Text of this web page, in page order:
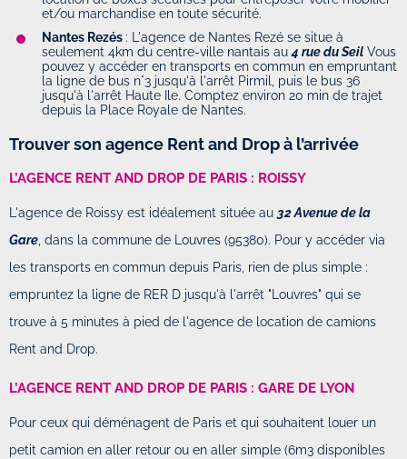
et/ou marchandise en toute sécurité.
Nantes Rezés : L'agence de Nantes Rezé se situe à
seulement 4km du centre-ville nantais au4 rue du Seil Vous
pouvez y accéder en transports en commun en empruntant
la ligne de bus n°3 jusqu'à l'arrêt Pirmil, puis le bus 36
jusqu'à l'arrêt Haute Ile. Comptez environ 20 min de trajet
depuis la Place Royale de Nantes.
Trouver son agence Rent and Drop à l’arrivée
L’AGENCE RENT AND DROP DE PARIS : ROISSY
L'agence de Roissy est idéalement située au 32 Avenue de la
Gare, dans la commune de Louvres (95380). Pour y accéder via
les transports en commun depuis Paris, rien de plus simple :
empruntez la ligne de RER D jusqu'à l'arrêt "Louvres" qui se
trouve à 5 minutes à pied de l'agence de location de camions
Rent and Drop.
L’AGENCE RENT AND DROP DE PARIS : GARE DE LYON
Pour ceux qui déménagent de Paris et qui souhaitent louer un
petit camion en aller retour ou en aller simple (6m3 disponibles